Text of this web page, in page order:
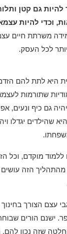
גם קטן
וכדי להיות
משרתת חיים
לכל העסק.
היא לתת להם
שתורמות
גם כיף ונעים,
שהילדים יגדלו
מוקדם, וכל
מהתהליך הזה
עצם הצורך בחינוך
ישנם הורים
שזה נכון להם.